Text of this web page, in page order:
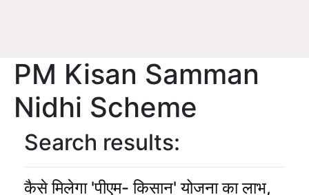
PM Kisan Samman
Nidhi Scheme
Search results:
कैसे मिलेगा 'पीएम- किसान' योजना का लाभ,